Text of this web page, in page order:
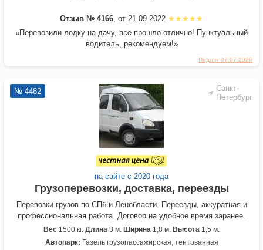
Поднят 07.07.2026
Отзыв № 4166, от 21.09.2022
«Перевозили лодку на дачу, все прошло отлично! Пунктуальный
водитель, рекомендуем!»
Санкт-
Петербург
№ 4482
на сайте с 2020 года
Грузоперевозки, доставка, переезды
Перевозки грузов по СПб и Ленобласти. Переезды, аккуратная и
профессиональная работа. Договор на удобное время заранее.
Вес 1500 кг. Длина 3 м. Ширина 1,8 м. Высота 1,5 м.
Автопарк: Газель грузопассажирская, тентованная